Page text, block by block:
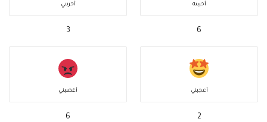
أحببته
6
أحزنني
3
أعجبني
2
أغضبني
6